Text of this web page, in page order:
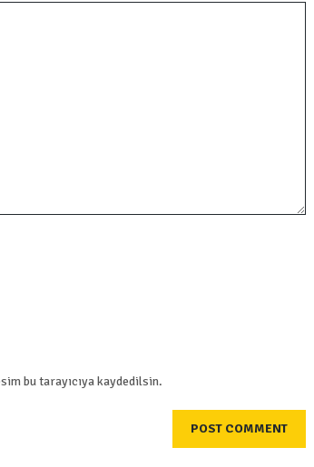
bu tarayıcıya kaydedilsin.